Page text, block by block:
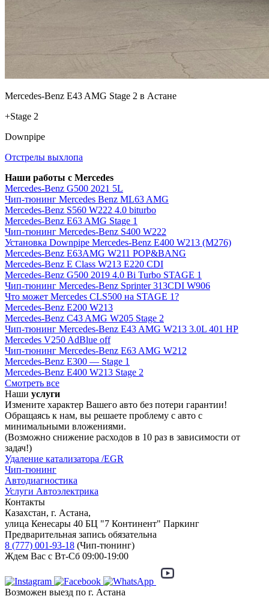
Mercedes-Benz E43 AMG Stage 2 в Астане
+Stage 2
Downpipe
Отстрелы выхлопа
Наши работы с Mercedes
Mercedes-Benz G500 2021 5L
Чип-тюнинг Mercedes Benz ML63 AMG
Mercedes-Benz S560 W222 4.0 biturbo
Mercedes-Benz E63 AMG Stage 1
Чип-тюнинг Mercedes-Benz S400 W222
Установка Downpipe Mercedes-Benz E400 W213 (M276)
Mercedes-Benz E63AMG W211 POP&BANG
Mercedes-Benz E Class W213 E220 CDI
Mercedes-Benz G500 2019 4.0 Bi Turbo STAGE 1
Чип-тюнинг Mercedes-Benz Sprinter 313CDI W906
Что может Mercedes CLS500 на STAGE 1?
Mercedes-Benz E200 W213
Mercedes-Benz C43 AMG W205 Stage 2
Чип-тюнинг Mercedes-Benz E43 AMG W213 3.0L 401 HP
Mercedes V250 AdBlue off
Чип-тюнинг Mercedes-Benz E63 AMG W212
Mercedes-Benz E300 — Stage 1
Mercedes-Benz E400 W213 Stage 2
Смотреть все
Наши услуги
Измените характер Вашего авто без потери гарантии!
Обращаясь к нам, вы решаете проблему с авто с
минимальными вложениями.
(Возможно снижение расходов в 10 раз в зависимости от
задач!)
Удаление катализатора /EGR
Чип-тюнинг
Автодиагностика
Услуги Автоэлектрика
Контакты
Казахстан, г. Астана,
улица Кенесары 40 БЦ "7 Континент" Паркинг
Предварительная запись обязательна
8 (777) 001-93-18 (Чип-тюнинг)
Ждем Вас с Вт-Сб 09:00-19:00
Возможен выезд по г. Астана